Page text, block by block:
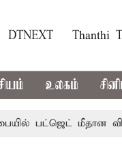
DTNEXT Thanthi
உலகம்
பட்ஜெட் மீதான